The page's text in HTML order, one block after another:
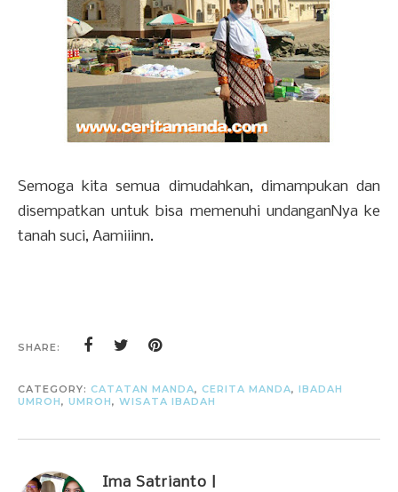
Semoga kita semua dimudahkan, dimampukan dan
disempatkanuntuk bisa memenuhi undanganNya ke
tanah suci, Aamiiinn.
SHARE:
CATEGORY: CATATAN MANDA, CERITA MANDA, IBADAH
UMROH, UMROH, WISATA IBADAH
Ima Satrianto |